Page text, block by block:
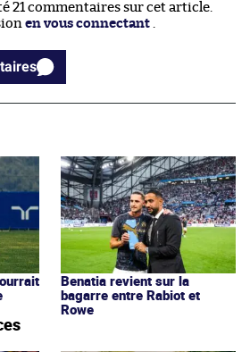
21 commentaires sur cet article.
en vous connectant .
Benatia revient sur la
bagarre entre Rabiot et
Rowe